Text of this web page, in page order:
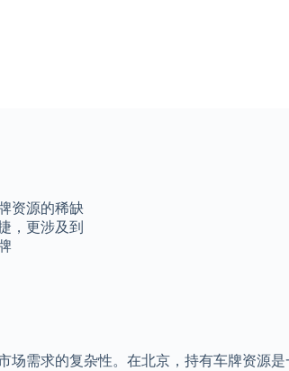
资源的稀缺
，更涉及到
需求的复杂性。在北京，持有车牌资源